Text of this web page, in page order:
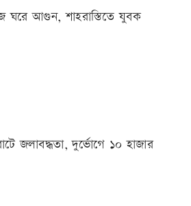
ঘরে আগুন, শাহরাস্তিতে যুবক
জলাবদ্ধতা, দুর্ভোগে ১০ হাজার